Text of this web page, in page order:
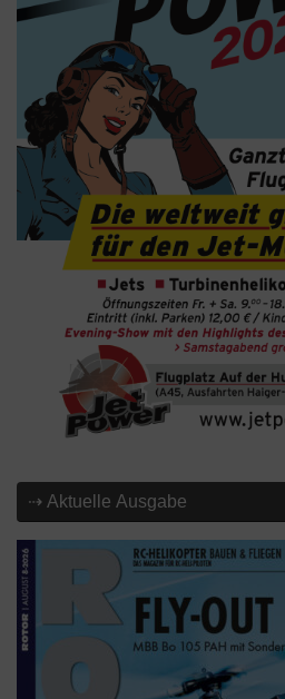
⇢ Aktuelle Ausgabe